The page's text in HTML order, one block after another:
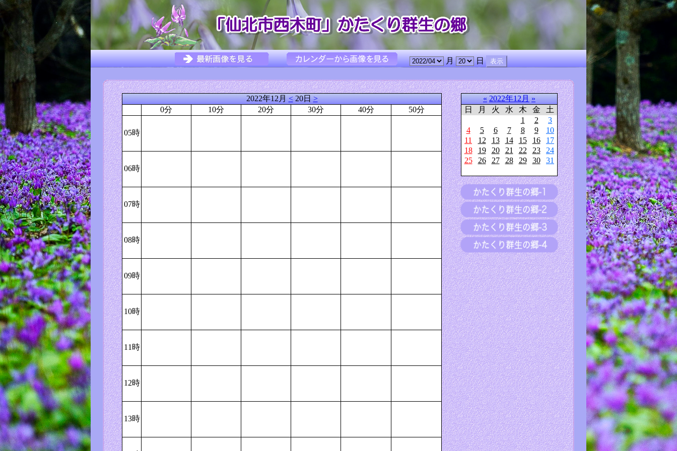
月 日
2022年12月<20日>
0分
10分 20分 30分 40分 50分
05時
06時
07時
08時
09時
10時
11時
12時
13時
« 2022年12月 »
日
月 火 水 木 金
土
1
2
3
4
5 6 7 8 9
10
11
12 13 14 15 16
17
18
19 20 21 22 23
24
25
26 27 28 29 30 31